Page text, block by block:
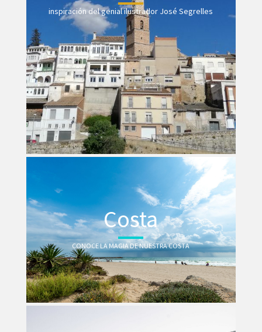
inspiración del genial ilustrador José Segrelles
Costa
CONOCE LA MAGIA DE NUESTRA COSTA